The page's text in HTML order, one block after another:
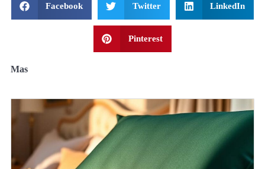
Facebook Twitter LinkedIn
Pinterest
Mas